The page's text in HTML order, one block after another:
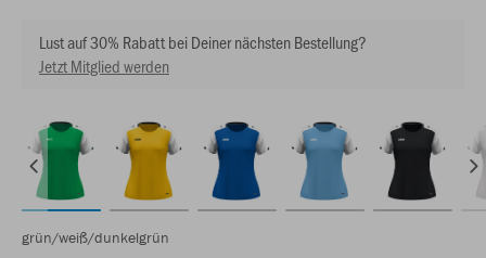
Lust auf 30% Rabatt bei Deiner nächsten Bestellung?
Jetzt Mitglied werden
grün/weiß/dunkelgrün